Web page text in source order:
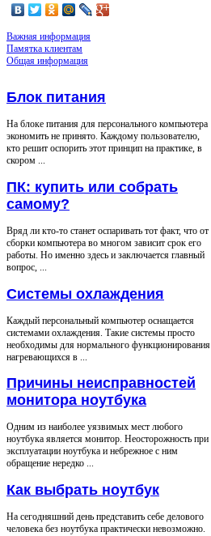
Важная информация
Памятка клиентам
Общая информация
Блок питания
На блоке питания для персонального компьютера
экономить не принято. Каждому пользователю,
кто решит оспорить этот принцип на практике, в
скором ...
ПК: купить или собрать
самому?
Вряд ли кто-то станет оспаривать тот факт, что от
сборки компьютера во многом зависит срок его
работы. Но именно здесь и заключается главный
вопрос, ...
Системы охлаждения
Каждый персональный компьютер оснащается
системами охлаждения. Такие системы просто
необходимы для нормального функционирования
нагревающихся в ...
Причины неисправностей
монитора ноутбука
Одним из наиболее уязвимых мест любого
ноутбука является монитор. Неосторожность при
эксплуатации ноутбука и небрежное с ним
обращение нередко ...
Как выбрать ноутбук
На сегодняшний день представить себе делового
человека без ноутбука практически невозможно.